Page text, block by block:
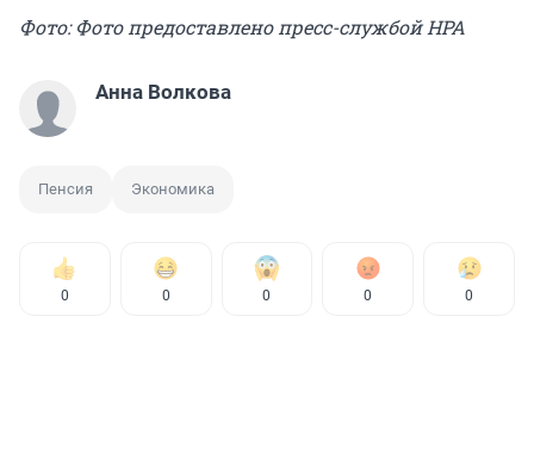
Фото: Фото предоставлено пресс-службой НРА
Анна Волкова
Пенсия Экономика
0 0 0 0 0